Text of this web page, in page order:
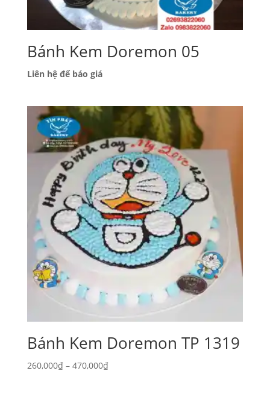
Bánh Kem Doremon 05
Liên hệ để báo giá
Bánh Kem Doremon TP 1319
260,000₫ – 470,000₫Khoảng